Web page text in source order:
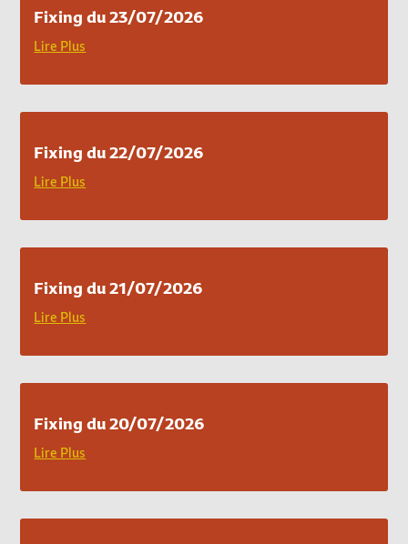
Fixing du 23/07/2026
Lire Plus
Fixing du 22/07/2026
Lire Plus
Fixing du 21/07/2026
Lire Plus
Fixing du 20/07/2026
Lire Plus